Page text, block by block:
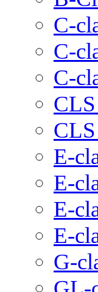
C-
C-
C-
E-
E-
E-
E-
G-